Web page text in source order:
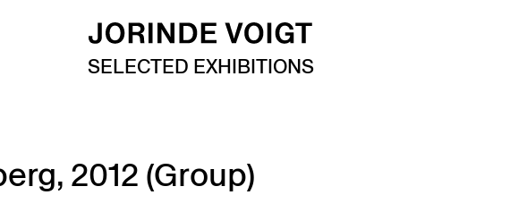
SELECTED EXHIBITIONS
2012 (Group)